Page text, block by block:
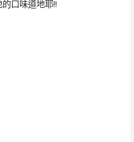
口味道地耶!!